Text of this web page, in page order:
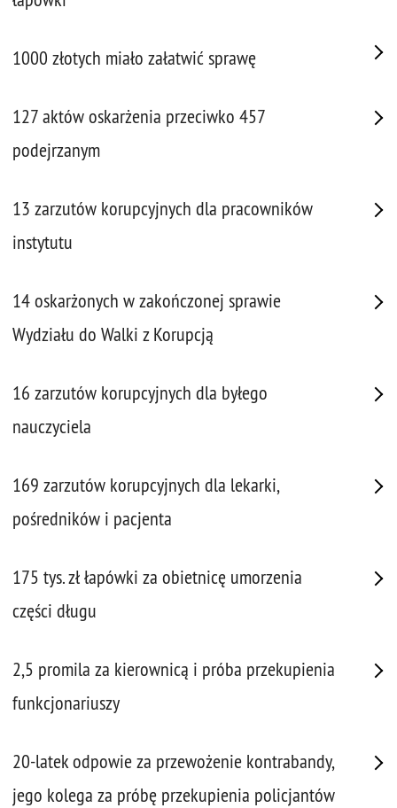
1000 złotych miało załatwić sprawę
127 aktów oskarżenia przeciwko 457
podejrzanym
13 zarzutów korupcyjnych dla pracowników
instytutu
14 oskarżonych w zakończonej sprawie
Wydziału do Walki z Korupcją
16 zarzutów korupcyjnych dla byłego
nauczyciela
169 zarzutów korupcyjnych dla lekarki,
pośredników i pacjenta
175 tys. zł łapówki za obietnicę umorzenia
części długu
2,5 promila za kierownicą i próba przekupienia
funkcjonariuszy
20-latek odpowie za przewożenie kontrabandy,
jego kolega za próbę przekupienia policjantów